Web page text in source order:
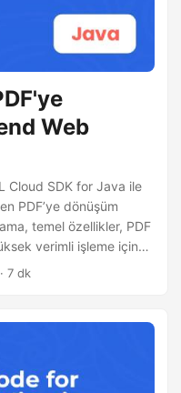
Web
Cloud SDK for Java ile
PDF’ye dönüşüm
temel özellikler, PDF
verimli işleme için
gösterir.
7 dk